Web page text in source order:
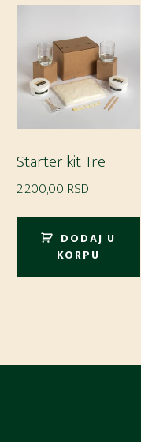
Starter kit Tre
2.200,00 RSD
DODAJ U
KORPU